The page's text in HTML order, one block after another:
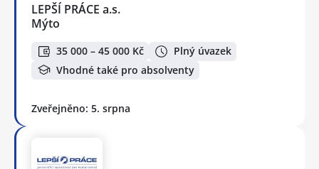
LEPŠÍ PRÁCE a.s.
Mýto
35 000 – 45 000 Kč
Plný úvazek
Vhodné také pro absolventy
Zveřejněno: 5. srpna